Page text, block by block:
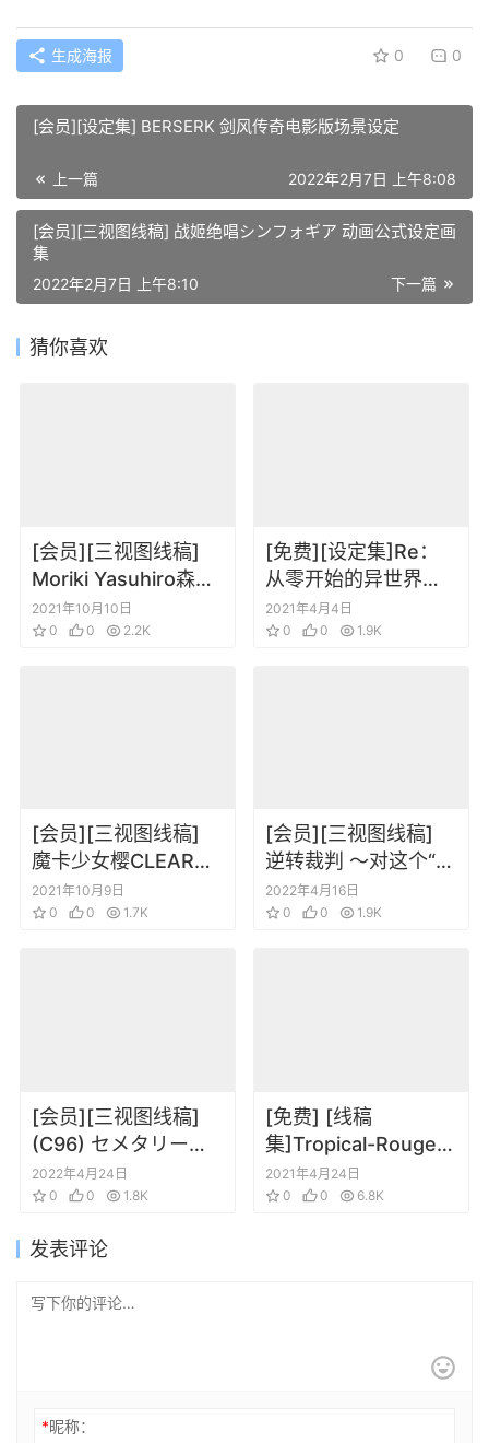
生成海报 0 0
[会员][设定集] BERSERK 剑风传奇电影版场景设定
上一篇 2022年2月7日 上午8:08
[会员][三视图线稿] 战姬绝唱シンフォギア 动画公式设定画
集
下一篇
2022年2月7日 上午8:10
猜你喜欢
[会员][三视图线稿]
Moriki Yasuhiro森木
靖泰DEAIGNWORKS
2021年10月10日
0
0 2.2K
[免费][设定集]Re：
从零开始的异世界生
活公式书 角色设定集
2021年4月4日
0
0 1.9K
[会员][三视图线稿]
魔卡少女樱CLEAR
CARD篇 动画资料设
定线稿集
2021年10月9日
0
0 1.7K
[会员][三视图线稿]
逆转裁判 ～对这个“真
实”，有异议！～ 动画
资料设定线稿集
2022年4月16日
0
0 1.9K
[会员][三视图线稿]
(C96) セメタリーヒ
ルズ青春白書 (錦織敦
史) The Art of DIF
2022年4月24日
0
0 1.8K
[免费] [线稿
集]Tropical-Rouge!
光之美少女稿线填色
图集3
2021年4月24日
0
0 6.8K
发表评论
*昵称：